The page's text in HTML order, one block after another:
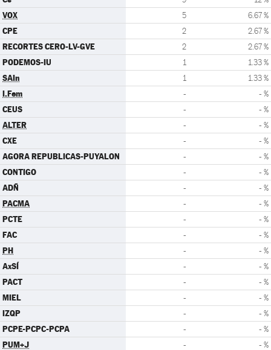
VOX 5 6.67 %
CPE 2 2.67 %
RECORTES CERO-LV-GVE 2 2.67 %
PODEMOS-IU 1 1.33 %
SAIn 1 1.33 %
I.Fem - - %
CEUS - - %
ALTER - - %
CXE - - %
AGORA REPUBLICAS-PUYALON - - %
CONTIGO - - %
ADÑ - - %
PACMA - - %
PCTE - - %
FAC - - %
PH - - %
AxSÍ - - %
PACT - - %
MIEL - - %
IZQP - - %
PCPE-PCPC-PCPA - - %
PUM+J - - %